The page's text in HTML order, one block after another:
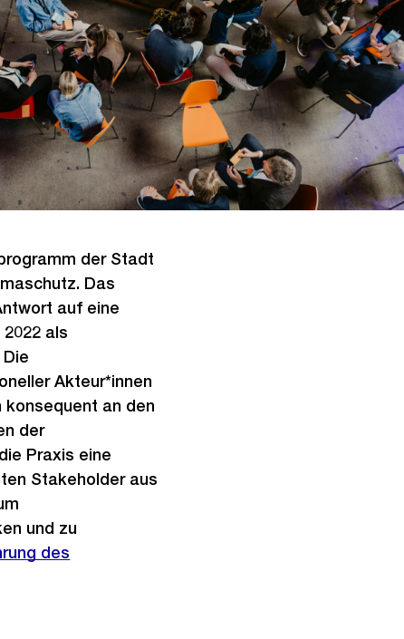
der Stadt
Das
auf eine
als
Akteur*innen
an den
der
Praxis eine
Stakeholder aus
und zu
des